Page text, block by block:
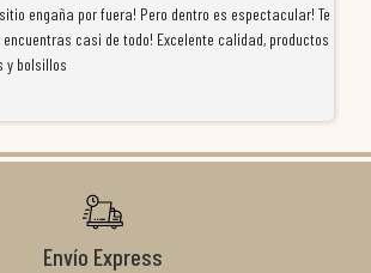
engaña por fuera! Pero dentro es espectacular! Te
casi de todo! Excelente calidad, productos
y bolsillos
Envío Express